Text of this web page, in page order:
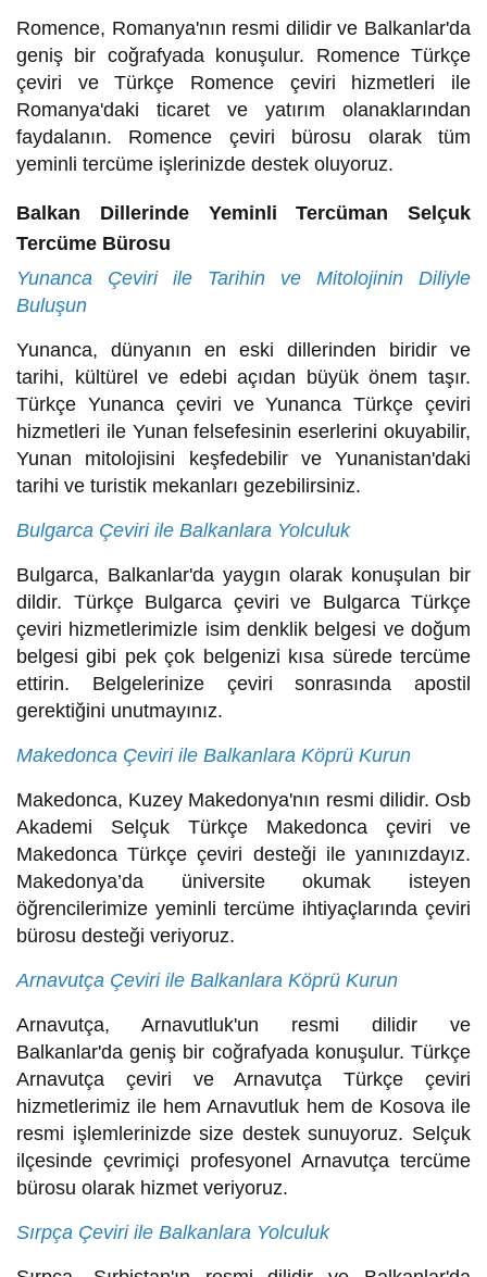
Romence, Romanya'nın resmi dilidir ve Balkanlar'da
geniş bir coğrafyada konuşulur. Romence Türkçe
çeviri ve Türkçe Romence çeviri hizmetleri ile
Romanya'daki ticaret ve yatırım olanaklarından
faydalanın. Romence çeviri bürosu olarak tüm
yeminli tercüme işlerinizde destek oluyoruz.
Balkan Dillerinde Yeminli Tercüman Selçuk
Tercüme Bürosu
Yunanca Çeviri ile Tarihin ve Mitolojinin Diliyle
Buluşun
Yunanca, dünyanın en eski dillerinden biridir ve
tarihi, kültürel ve edebi açıdan büyük önem taşır.
Türkçe Yunanca çeviri ve Yunanca Türkçe çeviri
hizmetleri ile Yunan felsefesinin eserlerini okuyabilir,
Yunan mitolojisini keşfedebilir ve Yunanistan'daki
tarihi ve turistik mekanları gezebilirsiniz.
Bulgarca Çeviri ile Balkanlara Yolculuk
Bulgarca, Balkanlar'da yaygın olarak konuşulan bir
dildir. Türkçe Bulgarca çeviri ve Bulgarca Türkçe
çeviri hizmetlerimizle isim denklik belgesi ve doğum
belgesi gibi pek çok belgenizi kısa sürede tercüme
ettirin. Belgelerinize çeviri sonrasında apostil
gerektiğini unutmayınız.
Makedonca Çeviri ile Balkanlara Köprü Kurun
Makedonca, Kuzey Makedonya'nın resmi dilidir. Osb
Akademi Selçuk Türkçe Makedonca çeviri ve
Makedonca Türkçe çeviri desteği ile yanınızdayız.
Makedonya’da üniversite okumak isteyen
öğrencilerimize yeminli tercüme ihtiyaçlarında çeviri
bürosu desteği veriyoruz.
Arnavutça Çeviri ile Balkanlara Köprü Kurun
Arnavutça, Arnavutluk'un resmi dilidir ve
Balkanlar'da geniş bir coğrafyada konuşulur. Türkçe
Arnavutça çeviri ve Arnavutça Türkçe çeviri
hizmetlerimiz ile hem Arnavutluk hem de Kosova ile
resmi işlemlerinizde size destek sunuyoruz. Selçuk
ilçesinde çevrimiçi profesyonel Arnavutça tercüme
bürosu olarak hizmet veriyoruz.
Sırpça Çeviri ile Balkanlara Yolculuk